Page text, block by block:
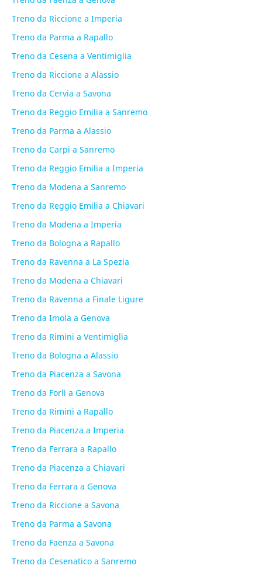
Treno da Riccione a Imperia
Treno da Parma a Rapallo
Treno da Cesena a Ventimiglia
Treno da Riccione a Alassio
Treno da Cervia a Savona
Treno da Reggio Emilia a Sanremo
Treno da Parma a Alassio
Treno da Carpi a Sanremo
Treno da Reggio Emilia a Imperia
Treno da Modena a Sanremo
Treno da Reggio Emilia a Chiavari
Treno da Modena a Imperia
Treno da Bologna a Rapallo
Treno da Ravenna a La Spezia
Treno da Modena a Chiavari
Treno da Ravenna a Finale Ligure
Treno da Imola a Genova
Treno da Rimini a Ventimiglia
Treno da Bologna a Alassio
Treno da Piacenza a Savona
Treno da Forlì a Genova
Treno da Rimini a Rapallo
Treno da Piacenza a Imperia
Treno da Ferrara a Rapallo
Treno da Piacenza a Chiavari
Treno da Ferrara a Genova
Treno da Riccione a Savona
Treno da Parma a Savona
Treno da Faenza a Savona
Treno da Cesenatico a Sanremo